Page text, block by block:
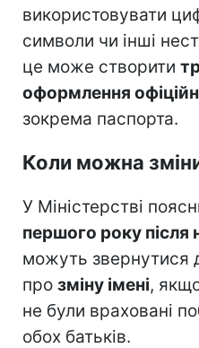
використовувати
символи чи інші
це може створити
оформлення
зокрема паспорта.
Коли можна
У Міністерстві
першого року
можуть звернутися
про зміну імені,
не були враховані
обох батьків.